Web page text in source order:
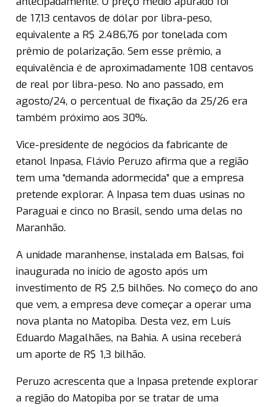
de 17,13 centavos de dólar por libra-peso,
equivalente a R$ 2.486,76 por tonelada com
prêmio de polarização. Sem esse prêmio, a
equivalência é de aproximadamente 108 centavos
de real por libra-peso. No ano passado, em
agosto/24, o percentual de fixação da 25/26 era
também próximo aos 30%.
Vice-presidente de negócios da fabricante de
etanol Inpasa, Flávio Peruzo afirma que a região
tem uma “demanda adormecida” que a empresa
pretende explorar. A Inpasa tem duas usinas no
Paraguai e cinco no Brasil, sendo uma delas no
Maranhão.
A unidade maranhense, instalada em Balsas, foi
inaugurada no início de agosto após um
investimento de R$ 2,5 bilhões. No começo do ano
que vem, a empresa deve começar a operar uma
nova planta no Matopiba. Desta vez, em Luís
Eduardo Magalhães, na Bahia. A usina receberá
um aporte de R$ 1,3 bilhão.
Peruzo acrescenta que a Inpasa pretende explorar
a região do Matopiba por se tratar de uma